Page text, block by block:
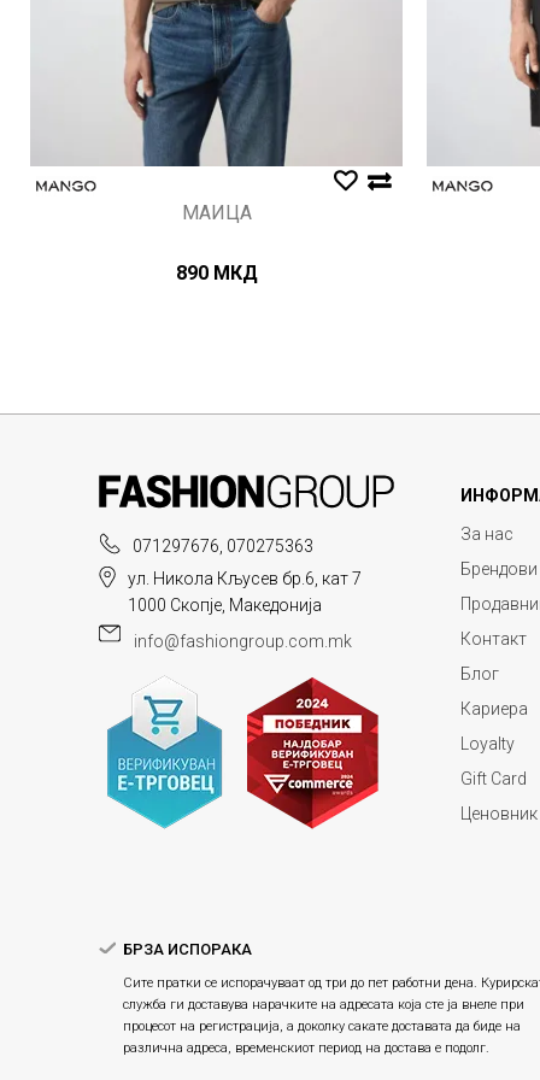
МАИЦА
890 МКД
071297676, 070275363
ул. Никола Кљусев бр.6, кат 7
1000 Скопје, Македонија
info@fashiongroup.com.mk
За нас
Брендови
Контакт
Блог
Кариера
Loyalty
Gift Card
Ценовник
БРЗА ИСПОРАКА
Сите пратки се испорачуваат од три до пет работни дена.
служба ги доставува нарачките на адресата која сте ја внеле при
процесот на регистрација, а доколку сакате доставата да биде на
различна адреса, временскиот период на достава е подолг.